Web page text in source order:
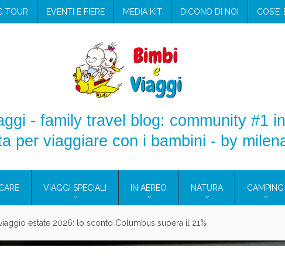
TOUR EVENTI E FIERE MEDIA KIT DICONO DI NOI
- family travel blog: community #1
per viaggiare con i bambini - by
VIAGGI SPECIALI IN AEREO NATURA CAMPING
in viaggio: i prodotti che hanno conquistato la mia valigia (e la pelle